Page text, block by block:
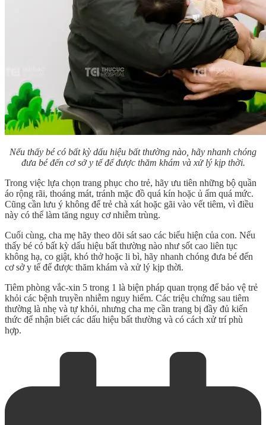
Nếu thấy bé có bất kỳ dấu hiệu bất thường nào, hãy nhanh chóng
đưa bé đến cơ sở y tế để được thăm khám và xử lý kịp thời.
Trong việc lựa chọn trang phục cho trẻ, hãy ưu tiên những bộ quần
áo rộng rãi, thoáng mát, tránh mặc đồ quá kín hoặc ủ ấm quá mức.
Cũng cần lưu ý không để trẻ chà xát hoặc gãi vào vết tiêm, vì điều
này có thể làm tăng nguy cơ nhiễm trùng.
Cuối cùng, cha mẹ hãy theo dõi sát sao các biểu hiện của con. Nếu
thấy bé có bất kỳ dấu hiệu bất thường nào như sốt cao liên tục
không hạ, co giật, khó thở hoặc li bì, hãy nhanh chóng đưa bé đến
cơ sở y tế để được thăm khám và xử lý kịp thời.
Tiêm phòng vắc-xin 5 trong 1 là biện pháp quan trọng để bảo vệ trẻ
khỏi các bệnh truyền nhiễm nguy hiểm. Các triệu chứng sau tiêm
thường là nhẹ và tự khỏi, nhưng cha mẹ cần trang bị đầy đủ kiến
thức để nhận biết các dấu hiệu bất thường và có cách xử trí phù
hợp.